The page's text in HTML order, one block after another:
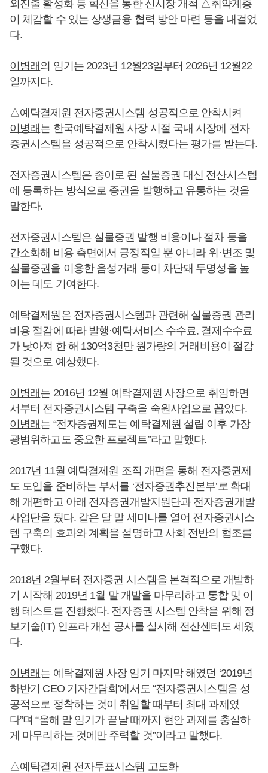
외진출 활성화 등 혁신을 통한 신시장 개척 △취약계층
이 체감할 수 있는 상생금융 협력 방안 마련 등을 내걸었
다.
이병래 의 임기는 2023년 12월23일부터 2026년 12월22
일까지다.
△예탁결제원 전자증권시스템 성공적으로 안착시켜
이병래 는 한국예탁결제원 사장 시절 국내 시장에 전자
증권시스템을 성공적으로 안착시켰다는 평가를 받는다.
전자증권시스템은 종이로 된 실물증권 대신 전산시스템
에 등록하는 방식으로 증권을 발행하고 유통하는 것을
말한다.
전자증권시스템은 실물증권 발행 비용이나 절차 등을
간소화해 비용 측면에서 긍정적일 뿐 아니라 위·변조 및
실물증권을 이용한 음성거래 등이 차단돼 투명성을 높
이는 데도 기여한다.
예탁결제원은 전자증권시스템과 관련해 실물증권 관리
비용 절감에 따라 발행·예탁서비스 수수료, 결제수수료
가 낮아져 한 해 130억3천만 원가량의 거래비용이 절감
될 것으로 예상했다.
이병래 는 2016년 12월 예탁결제원 사장으로 취임하면
서부터 전자증권시스템 구축을 숙원사업으로 꼽았다.
이병래 는 “전자증권제도는 예탁결제원 설립 이후 가장
광범위하고도 중요한 프로젝트”라고 말했다.
2017년 11월 예탁결제원 조직 개편을 통해 전자증권제
도 도입을 준비하는 부서를 ‘전자증권추진본부’로 확대
해 개편하고 아래 전자증권개발지원단과 전자증권개발
사업단을 뒀다. 같은 달 말 세미나를 열어 전자증권시스
템 구축의 효과와 계획을 설명하고 사회 전반의 협조를
구했다.
2018년 2월부터 전자증권 시스템을 본격적으로 개발하
기 시작해 2019년 1월 말 개발을 마무리하고 통합 및 이
행 테스트를 진행했다. 전자증권 시스템 안착을 위해 정
보기술(IT) 인프라 개선 공사를 실시해 전산센터도 세웠
다.
이병래 는 예탁결제원 사장 임기 마지막 해였던 ‘2019년
하반기 CEO 기자간담회'에서도 “전자증권시스템을 성
공적으로 정착하는 것이 취임할 때부터 최대 과제였
다”며 “올해 말 임기가 끝날 때까지 현안 과제를 충실하
게 마무리하는 것에만 주력할 것”이라고 말했다.
△예탁결제원 전자투표시스템 고도화